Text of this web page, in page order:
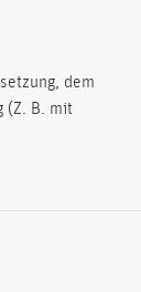
dem
(Z. B. mit